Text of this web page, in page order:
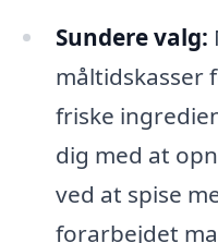
Sundere valg:
måltidskasser
friske
dig med at
ved at spise
forarbejdet